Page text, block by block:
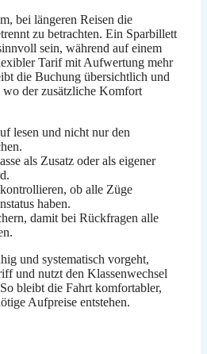
bei längeren Reisen die
zu betrachten. Ein Sparbillett
sein, während auf einem
Tarif mit Aufwertung mehr
die Buchung übersichtlich und
wo der zusätzliche Komfort
lesen und nicht nur den
als Zusatz oder als eigener
ob alle Züge
haben.
damit bei Rückfragen alle
und systematisch vorgeht,
und nutzt den Klassenwechsel
bleibt die Fahrt komfortabler,
Aufpreise entstehen.